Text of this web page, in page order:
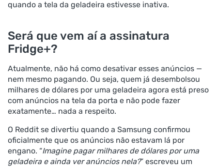
quando a tela da geladeira estivesse inativa.
Será que vem aí a assinatura
Fridge+?
Atualmente, não há como desativar esses anúncios —
nem mesmo pagando. Ou seja, quem já desembolsou
milhares de dólares por uma geladeira agora está preso
com anúncios na tela da porta e não pode fazer
exatamente… nada a respeito.
O Reddit se divertiu quando a Samsung confirmou
oficialmente que os anúncios não estavam lá por
engano. “Imagine pagar milhares de dólares por uma
geladeira e ainda ver anúncios nela?” escreveu um